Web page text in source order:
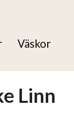
Väskor
Linn